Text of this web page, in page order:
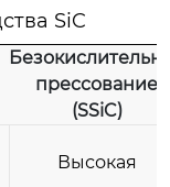
SiC
прессование
(SSiC)
Высокая